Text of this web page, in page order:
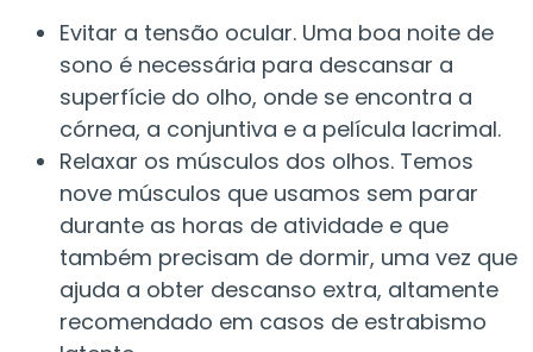
Evitar a tensão ocular. Uma boa noite de
sono é necessária para descansar a
superfície do olho, onde se encontra a
córnea, a conjuntiva e a película lacrimal.
Relaxar os músculos dos olhos. Temos
nove músculos que usamos sem parar
durante as horas de atividade e que
também precisam de dormir, uma vez que
ajuda a obter descanso extra, altamente
recomendado em casos de estrabismo